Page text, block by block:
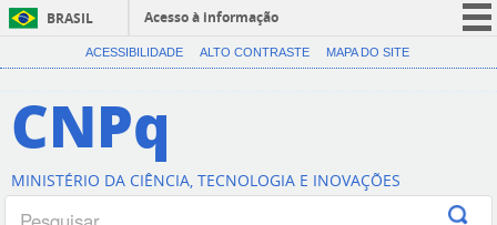
BRASIL
Acesso à informação
CORONAVÍRUS (COVID-19)
Canais
ACESSIBILIDADE ALTO CONTRASTE MAPA DO SITE
CNPq
MINISTÉRIO DA CIÊNCIA, TECNOLOGIA E INOVAÇÕES